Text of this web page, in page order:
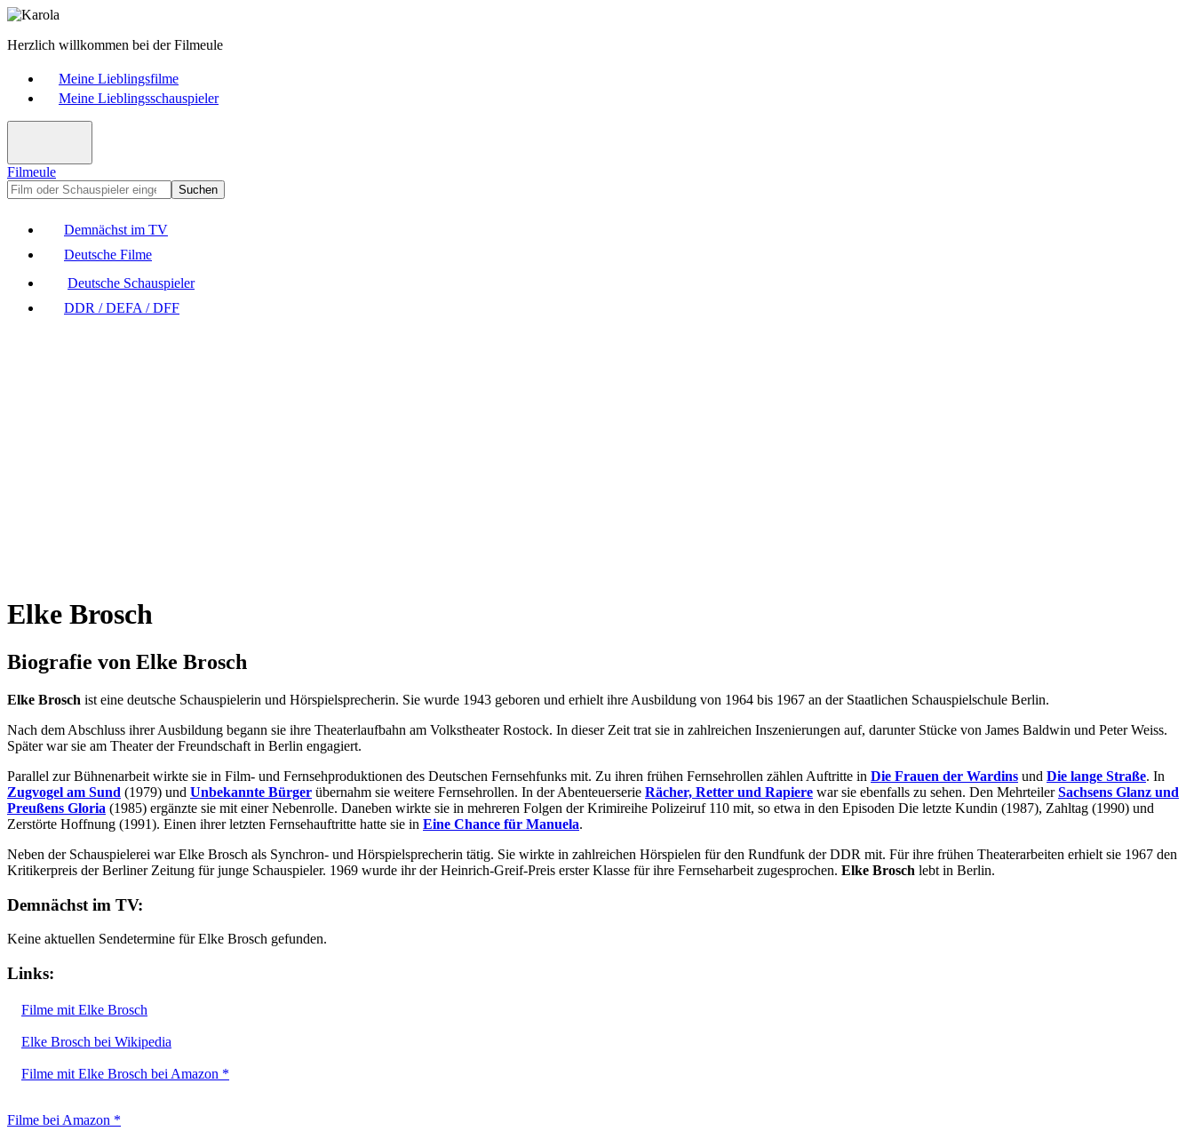
Herzlich willkommen bei der Filmeule
Meine Lieblingsfilme
Meine Lieblingsschauspieler
Filmeule
Suchen
Demnächst im TV
Deutsche Filme
Deutsche Schauspieler
DDR / DEFA / DFF
Elke Brosch
Biografie von Elke Brosch
Elke Brosch ist eine deutsche Schauspielerin und Hörspielsprecherin. Sie wurde 1943 geboren und erhielt ihre Ausbildung von 1964 bis 1967 an der Staatlichen Schauspielschule Berlin.
Nach dem Abschluss ihrer Ausbildung begann sie ihre Theaterlaufbahn am Volkstheater Rostock. In dieser Zeit trat sie in zahlreichen Inszenierungen auf, darunter Stücke von James Baldwin und Peter Weiss.
Später war sie am Theater der Freundschaft in Berlin engagiert.
Parallel zur Bühnenarbeit wirkte sie in Film- und Fernsehproduktionen des Deutschen Fernsehfunks mit. Zu ihren frühen Fernsehrollen zählen Auftritte in Die Frauen der Wardins und Die lange Straße. In
Zugvogel am Sund (1979) und Unbekannte Bürger übernahm sie weitere Fernsehrollen. In der Abenteuerserie Rächer, Retter und Rapiere war sie ebenfalls zu sehen. Den MehrteilerSachsens Glanz und
Preußens Gloria (1985) ergänzte sie mit einer Nebenrolle. Daneben wirkte sie in mehreren Folgen der Krimireihe Polizeiruf 110 mit, so etwa in den Episoden Die letzte Kundin (1987), Zahltag (1990) und
Zerstörte Hoffnung (1991). Einen ihrer letzten Fernsehauftritte hatte sie in Eine Chance für Manuela.
Neben der Schauspielerei war Elke Brosch als Synchron- und Hörspielsprecherin tätig. Sie wirkte in zahlreichen Hörspielen für den Rundfunk der DDR mit. Für ihre frühen Theaterarbeiten erhielt sie 1967 den
Kritikerpreis der Berliner Zeitung für junge Schauspieler. 1969 wurde ihr der Heinrich-Greif-Preis erster Klasse für ihre Fernseharbeit zugesprochen. Elke Brosch lebt in Berlin.
Demnächst im TV:
Keine aktuellen Sendetermine für Elke Brosch gefunden.
Links:
Filme mit Elke Brosch
Elke Brosch bei Wikipedia
Filme mit Elke Brosch bei Amazon *
Filme bei Amazon *